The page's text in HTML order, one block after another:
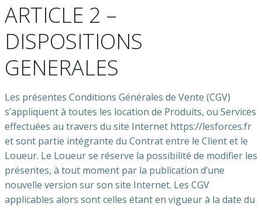
ARTICLE 2 –
DISPOSITIONS
GENERALES
Les présentes Conditions Générales de Vente (CGV)
s’appliquent à toutes les location de Produits, ou Services
effectuées au travers du site Internet https://lesforces.fr
et sont partie intégrante du Contrat entre le Client et le
Loueur. Le Loueur se réserve la possibilité de modifier les
présentes, à tout moment par la publication d’une
nouvelle version sur son site Internet. Les CGV
applicables alors sont celles étant en vigueur à la date du